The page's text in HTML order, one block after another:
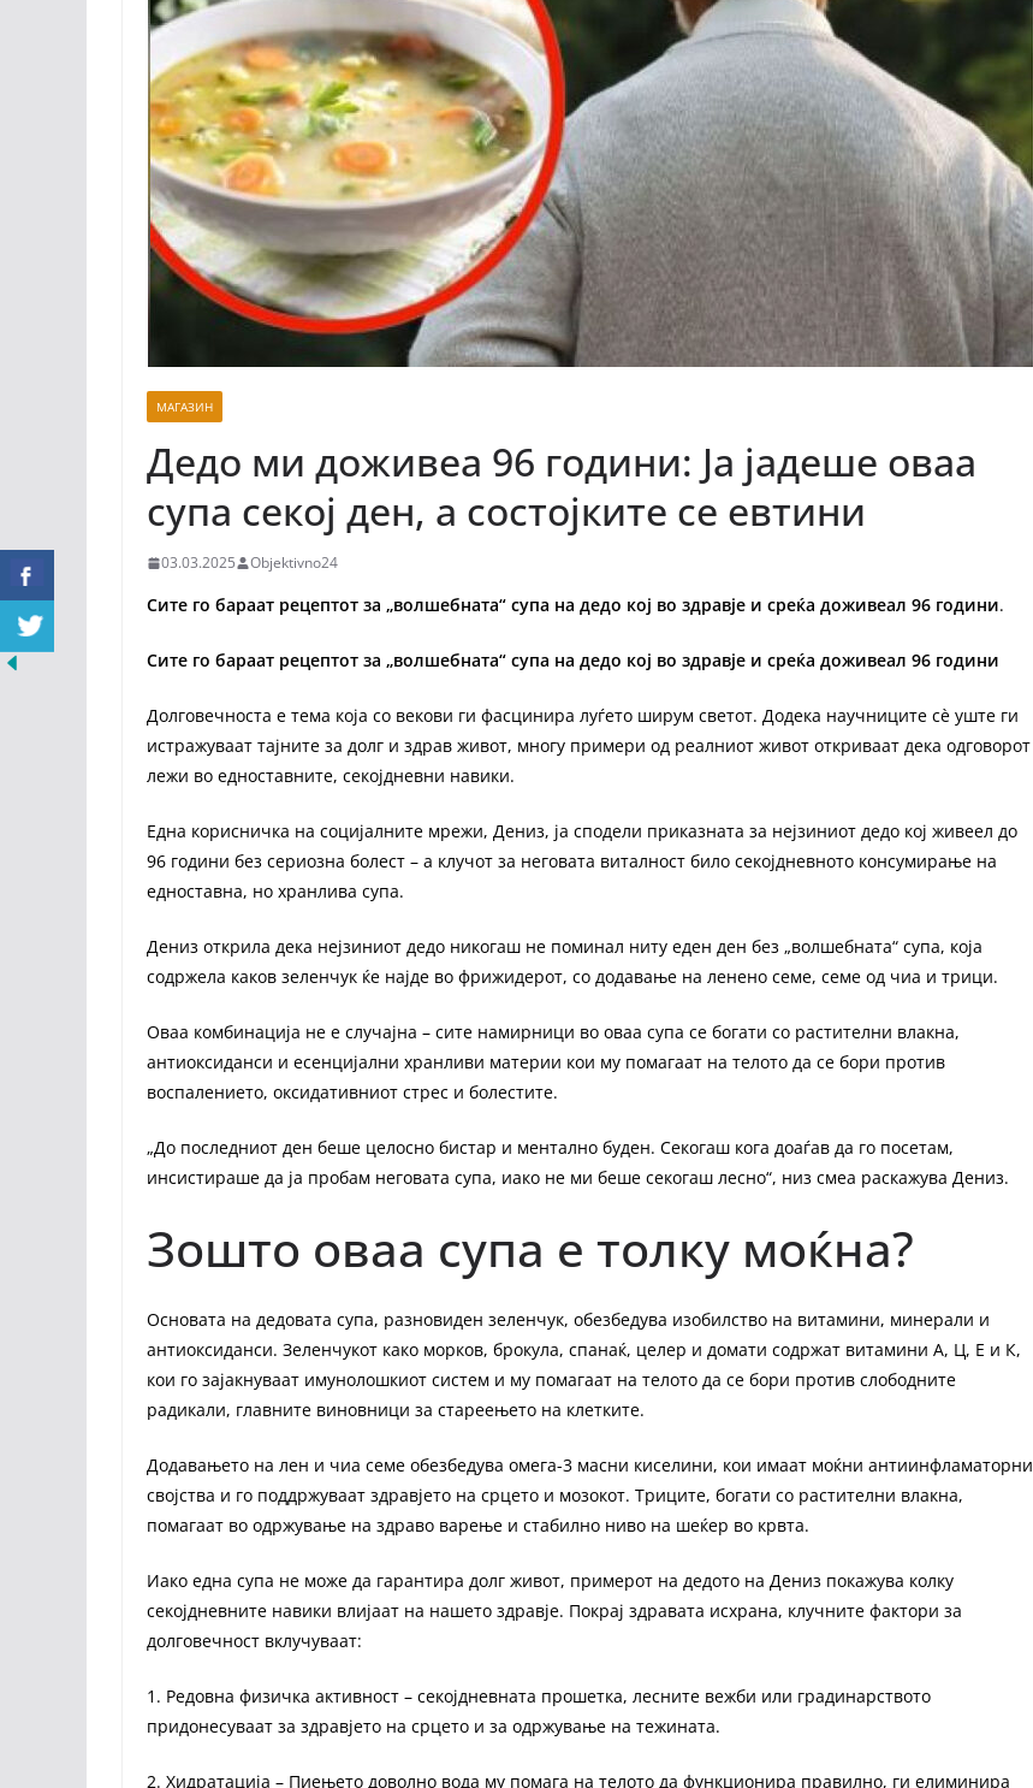
МАГАЗИН
Дедо ми доживеа 96 години: Ја јадеше оваа
супа секој ден, а состојките се евтини
03.03.2025 Objektivno24
Сите го бараат рецептот за „волшебната“ супа на дедо кој во здравје и среќа доживеал 96 години.
Сите го бараат рецептот за „волшебната“ супа на дедо кој во здравје и среќа доживеал 96 години
Долговечноста е тема која со векови ги фасцинира луѓето ширум светот. Додека научниците сè уште ги
истражуваат тајните за долг и здрав живот, многу примери од реалниот живот откриваат дека одговорот
лежи во едноставните, секојдневни навики.
Една корисничка на социјалните мрежи, Дениз, ја сподели приказната за нејзиниот дедо кој живеел до
96 години без сериозна болест – а клучот за неговата виталност било секојдневното консумирање на
едноставна, но хранлива супа.
Дениз открила дека нејзиниот дедо никогаш не поминал ниту еден ден без „волшебната“ супа, која
содржела каков зеленчук ќе најде во фрижидерот, со додавање на ленено семе, семе од чиа и трици.
Оваа комбинација не е случајна – сите намирници во оваа супа се богати со растителни влакна,
антиоксиданси и есенцијални хранливи материи кои му помагаат на телото да се бори против
воспалението, оксидативниот стрес и болестите.
„До последниот ден беше целосно бистар и ментално буден. Секогаш кога доаѓав да го посетам,
инсистираше да ја пробам неговата супа, иако не ми беше секогаш лесно“, низ смеа раскажува Дениз.
Зошто оваа супа е толку моќна?
Основата на дедовата супа, разновиден зеленчук, обезбедува изобилство на витамини, минерали и
антиоксиданси. Зеленчукот како морков, брокула, спанаќ, целер и домати содржат витамини А, Ц, Е и К,
кои го зајакнуваат имунолошкиот систем и му помагаат на телото да се бори против слободните
радикали, главните виновници за стареењето на клетките.
Додавањето на лен и чиа семе обезбедува омега-3 масни киселини, кои имаат моќни антиинфламаторни
својства и го поддржуваат здравјето на срцето и мозокот. Триците, богати со растителни влакна,
помагаат во одржување на здраво варење и стабилно ниво на шеќер во крвта.
Иако една супа не може да гарантира долг живот, примерот на дедото на Дениз покажува колку
секојдневните навики влијаат на нашето здравје. Покрај здравата исхрана, клучните фактори за
долговечност вклучуваат:
1. Редовна физичка активност – секојдневната прошетка, лесните вежби или градинарството
придонесуваат за здравјето на срцето и за одржување на тежината.
2. Хидратација – Пиењето доволно вода му помага на телото да функционира правилно, ги елиминира